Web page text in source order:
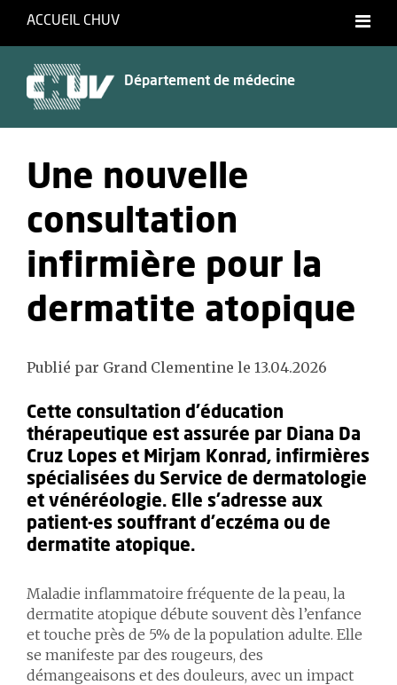
ACCUEIL CHUV
Département de médecine
Une nouvelle
consultation
infirmière pour la
dermatite atopique
Publié par Grand Clementine le 13.04.2026
Cette consultation d’éducation
thérapeutique est assurée par Diana Da
Cruz Lopes et Mirjam Konrad, infirmières
spécialisées du Service de dermatologie
et vénéréologie. Elle s’adresse aux
patient-es souffrant d’eczéma ou de
dermatite atopique.
Maladie inflammatoire fréquente de la peau, la
dermatite atopique débute souvent dès l’enfance
et touche près de 5% de la population adulte. Elle
se manifeste par des rougeurs, des
démangeaisons et des douleurs, avec un impact